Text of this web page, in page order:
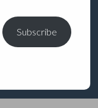
–
Subscribe